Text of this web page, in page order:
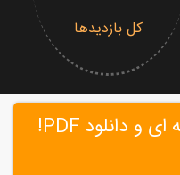
کل بازدیدها
ساخت رایگان رزومه حرفه ای و دانلود PDF!